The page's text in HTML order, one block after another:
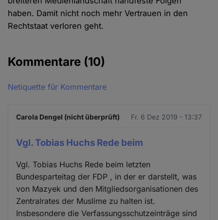
haben. Damit nicht noch mehr Vertrauen in den
Rechtstaat verloren geht.
Kommentare (10)
Netiquette für Kommentare
Carola Dengel (nicht überprüft) Fr. 6 Dez 2019 - 13:37
Vgl. Tobias Huchs Rede beim
Vgl. Tobias Huchs Rede beim letzten
Bundesparteitag der FDP , in der er darstellt, was
von Mazyek und den Mitgliedsorganisationen des
Zentralrates der Muslime zu halten ist.
Insbesondere die Verfassungsschutzeinträge sind